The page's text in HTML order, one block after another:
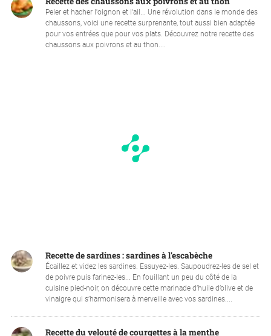
Peler et hacher l'oignon et l'ail... Une révolution dans le monde des
chaussons, voici une recette surprenante, tout aussi bien adaptée
pour vos entrées que pour vos plats. Découvrez notre recette des
chaussons aux poivrons et au thon....
Recette de sardines : sardines à l'escabèche
Écaillez et videz les sardines. Essuyez-les. Saupoudrez-les de sel et
de poivre puis farinez-les... En fouillant un peu du côté de la
cuisine pied-noir, on découvre cette marinade d’huile d’olive et de
vinaigre qui s’harmonisera à merveille avec vos sardines....
Recette du velouté de courgettes à la menthe